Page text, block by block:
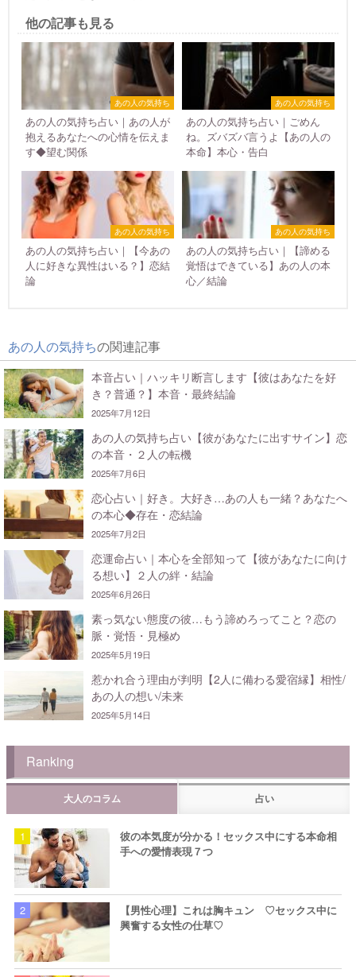
他の記事も見る
あの人の気持ち
あの人の気持ち占い｜あの人が
抱えるあなたへの心情を伝えま
す◆望む関係
あの人の気持ち
あの人の気持ち占い｜ごめん
ね。ズバズバ言うよ【あの人の
本命】本心・告白
あの人の気持ち
あの人の気持ち占い｜【今あの
人に好きな異性はいる？】恋結
論
あの人の気持ち
あの人の気持ち占い｜【諦める
覚悟はできている】あの人の本
心／結論
あの人の気持ちの関連記事
本音占い｜ハッキリ断言します【彼はあなたを好
き？普通？】本音・最終結論
2025年7月12日
あの人の気持ち占い【彼があなたに出すサイン】恋
の本音・２人の転機
2025年7月6日
恋心占い｜好き。大好き…あの人も一緒？あなたへ
の本心◆存在・恋結論
2025年7月2日
恋運命占い｜本心を全部知って【彼があなたに向け
る想い】２人の絆・結論
2025年6月26日
素っ気ない態度の彼…もう諦めろってこと？恋の
脈・覚悟・見極め
2025年5月19日
惹かれ合う理由が判明【2人に備わる愛宿縁】相性/
あの人の想い/未来
2025年5月14日
Ranking
大人のコラム 占い
彼の本気度が分かる！セックス中にする本命相
手への愛情表現７つ
【男性心理】これは胸キュン ♡セックス中に
興奮する女性の仕草♡